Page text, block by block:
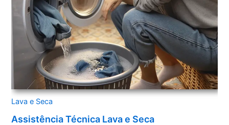
Lava e Seca
Assistência Técnica Lava e Seca